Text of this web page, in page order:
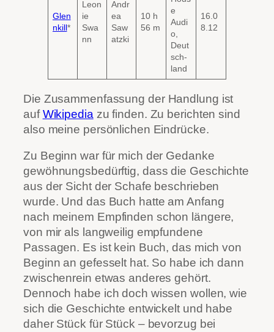
Glen
nkill*
Leon
ie
Swa
nn
Andr
ea
Saw
atzki
10 h
56 m
e
Audi
o,
Deut
sch-
land
16.0
8.12
Die Zusammenfassung der Handlung ist
aufWikipedia zu finden. Zu berichten sind
also meine persönlichen Eindrücke.
Zu Beginn war für mich der Gedanke
gewöhnungsbedürftig, dass die Geschichte
aus der Sicht der Schafe beschrieben
wurde. Und das Buch hatte am Anfang
nach meinem Empfinden schon längere,
von mir als langweilig empfundene
Passagen. Es ist kein Buch, das mich von
Beginn an gefesselt hat. So habe ich dann
zwischenrein etwas anderes gehört.
Dennoch habe ich doch wissen wollen, wie
sich die Geschichte entwickelt und habe
daher Stück für Stück – bevorzug bei